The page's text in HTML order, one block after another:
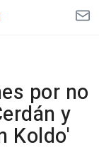
por no
y
Koldo'